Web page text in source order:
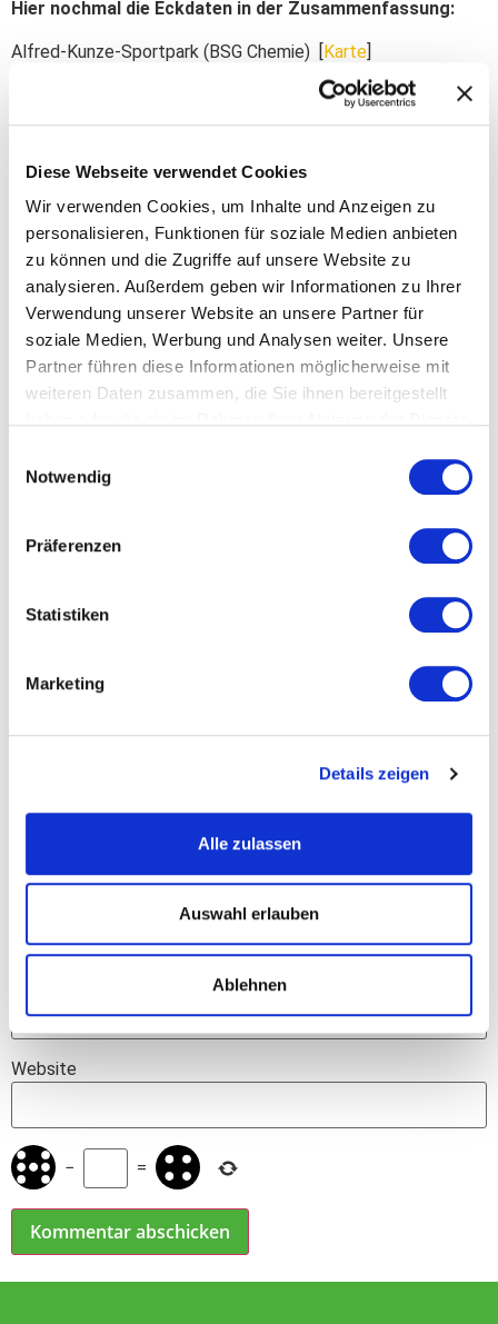
Diese Webseite verwendet Cookies
Wir verwenden Cookies, um Inhalte und Anzeigen zu
personalisieren, Funktionen für soziale Medien anbieten
zu können und die Zugriffe auf unsere Website zu
analysieren. Außerdem geben wir Informationen zu Ihrer
Verwendung unserer Website an unsere Partner für
soziale Medien, Werbung und Analysen weiter. Unsere
Partner führen diese Informationen möglicherweise mit
weiteren Daten zusammen, die Sie ihnen bereitgestellt
Notwendig
Präferenzen
Statistiken
Marketing
Details zeigen
Alle zulassen
Auswahl erlauben
Ablehnen
Hier nochmal die Eckdaten in der Zusammenfassung:
Alfred-Kunze-Sportpark (BSG Chemie) [Karte]
Start Anmeldung: 14 Uhr
Teilen
Schreibe einen Kommentar
Deine E-Mail-Adresse wird nicht veröffentlicht.
Erforderliche
Kommentar*
Name*
Website
− =